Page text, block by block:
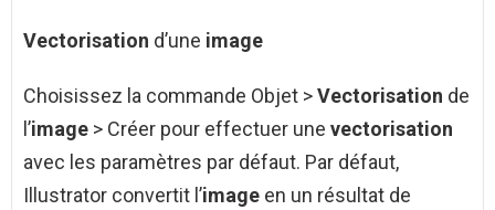
Vectorisation d’une image
Choisissez la commande Objet >Vectorisation de
l’image > Créer pour effectuer une vectorisation
avec les paramètres par défaut. Par défaut,
Illustrator convertit l’image en un résultat de